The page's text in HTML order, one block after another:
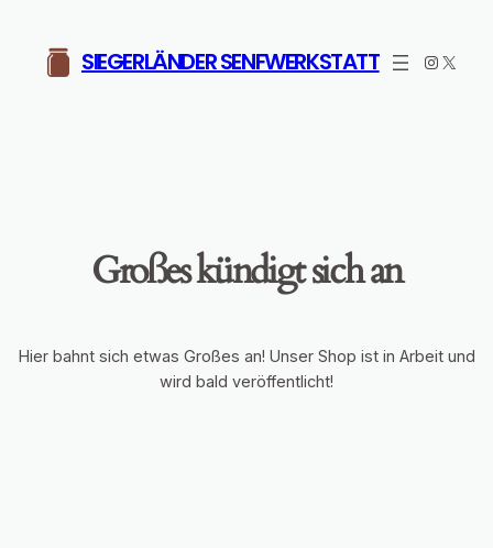
SIEGERLÄNDER SENFWERKSTATT X
Großes kündigt sich an
Hier bahnt sich etwas Großes an! Unser Shop ist in Arbeit und
wird bald veröffentlicht!